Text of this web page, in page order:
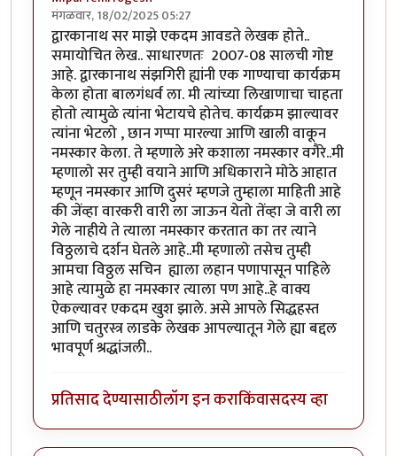
मंगळवार, 18/02/2025 05:27
द्वारकानाथ सर माझे एकदम आवडते लेखक होते..
समायोचित लेख.. साधारणतः 2007-08 सालची गोष्ट
आहे. द्वारकानाथ संझगिरी ह्यांनी एक गाण्याचा कार्यक्रम
केला होता बालगंधर्व ला. मी त्यांच्या लिखाणाचा चाहता
होतो त्यामुळे त्यांना भेटायचे होतेच. कार्यक्रम झाल्यावर
त्यांना भेटलो , छान गप्पा मारल्या आणि खाली वाकून
नमस्कार केला. ते म्हणाले अरे कशाला नमस्कार वगैरे..मी
म्हणालो सर तुम्ही वयाने आणि अधिकाराने मोठे आहात
म्हणून नमस्कार आणि दुसरं म्हणजे तुम्हाला माहिती आहे
की जेंव्हा वारकरी वारी ला जाऊन येतो तेंव्हा जे वारी ला
गेले नाहीये ते त्याला नमस्कार करतात का तर त्याने
विठ्ठलाचे दर्शन घेतले आहे..मी म्हणालो तसेच तुम्ही
आमचा विठ्ठल सचिन ह्याला लहान पणापासून पाहिले
आहे त्यामुळे हा नमस्कार त्याला पण आहे..हे वाक्य
ऐकल्यावर एकदम खुश झाले. असे आपले सिद्धहस्त
आणि चतुरस्त्र लाडके लेखक आपल्यातून गेले ह्या बद्दल
भावपूर्ण श्रद्धांजली..
प्रतिसाद देण्यासाठीलॉग इन कराकिंवासदस्य व्हा